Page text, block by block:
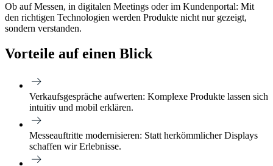
Ob auf Messen, in digitalen Meetings oder im Kundenportal: Mit
den richtigen Technologien werden Produkte nicht nur gezeigt,
sondern verstanden.
Vorteile auf einen Blick
Verkaufsgespräche aufwerten: Komplexe Produkte lassen sich
intuitiv und mobil erklären.
Messeauftritte modernisieren: Statt herkömmlicher Displays
schaffen wir Erlebnisse.